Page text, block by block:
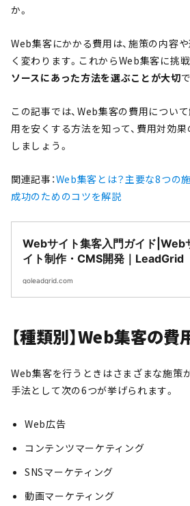
か。
Web集客にかかる費用は、施策の内容
く変わります。これからWeb集客に挑戦
ソースにあった方法を選ぶことが大切
この記事では、Web集客の費用につい
用を安くする方法を知って、費用対効
しましょう。
関連記事：Web集客とは？主要な8つの
成功のためのコツを解説
Webサイト集客入門ガイド|Web
イト制作・CMS開発｜LeadGrid
goleadgrid.com
【種類別】Web集客の費
Web集客を行うときはさまざまな施策
手法として次の6つが挙げられます。
Web広告
コンテンツマーケティング
SNSマーケティング
動画マーケティング